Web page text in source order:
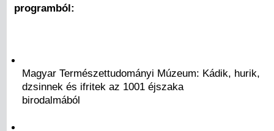
programból:
Magyar Természettudományi Múzeum: Kádik, hurik,
dzsinnek és ifritek az 1001 éjszaka
birodalmából